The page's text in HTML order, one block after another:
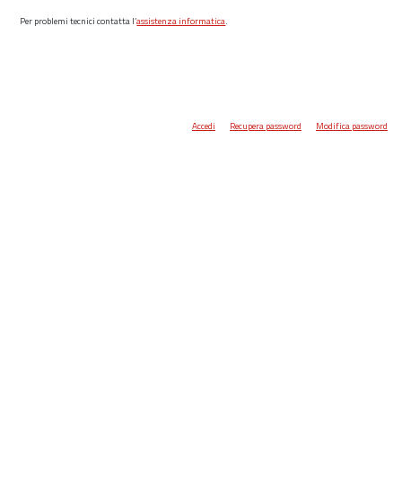
Per problemi tecnici contatta l’assistenza informatica.
Accedi Recupera password Modifica password